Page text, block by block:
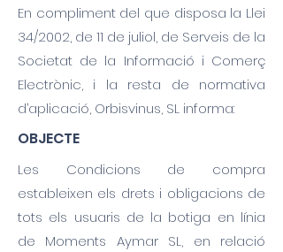
En compliment del que disposa la Llei
34/2002, de 11 de juliol, de Serveis de la
Societat de la Informació i Comerç
Electrònic, i la resta de normativa
d’aplicació, Orbisvinus, SL informa:
OBJECTE
Les Condicions de compra
estableixen els drets i obligacions de
tots els usuaris de la botiga en línia
de Moments Aymar SL, en relació